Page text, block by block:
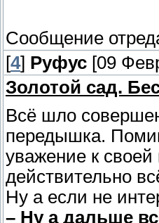
Сообщение
[4] Руфус [09
Золотой сад.
Всё шло
передышка.
уважение к
действительно
Ну а если не
– Ну а дальше